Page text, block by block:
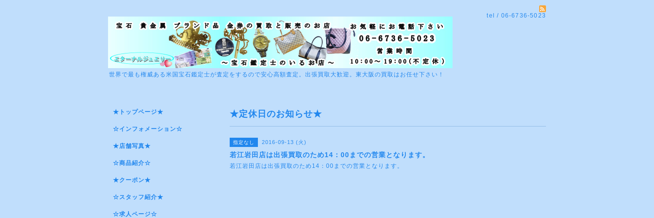
tel / 06-6736-5023
世界で最も権威ある米国宝石鑑定士が査定をするので安心高額査定。出張買取大歓迎。東大阪の買取はお任せ下さい！
★定休日のお知らせ★
指定なし 2016-09-13 (火)
若江岩田店は出張買取のため14：00までの営業となります。
若江岩田店は出張買取のため14：00までの営業となります。
★トップページ★
☆インフォメーション☆
★店舗写真★
☆商品紹介☆
★クーポン★
☆スタッフ紹介★
☆求人ページ☆